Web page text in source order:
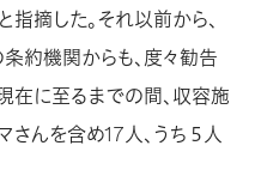
指摘した。それ以前から、
約機関からも、度々勧告
在に至るまでの間、収容施
さんを含め17人、うち５人